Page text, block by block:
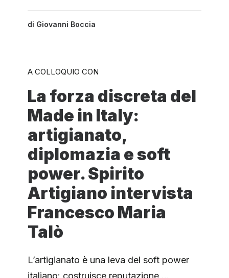
di Giovanni Boccia
A COLLOQUIO CON
La forza discreta del
Made in Italy:
artigianato,
diplomazia e soft
power. Spirito
Artigiano intervista
Francesco Maria
Talò
L’artigianato è una leva del soft power
italiano: costruisce reputazione,…